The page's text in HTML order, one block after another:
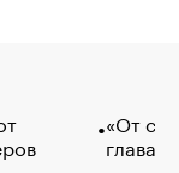
«От
глава